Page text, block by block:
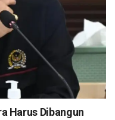
Harus Dibangun